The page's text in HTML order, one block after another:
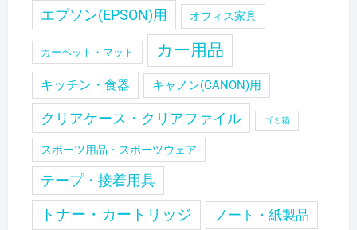
エプソン(EPSON)用 オフィス家具
カーペット・マット カー用品
キッチン・食器 キャノン(CANON)用
クリアケース・クリアファイル ゴミ箱
スポーツ用品・スポーツウェア
テープ・接着用具
トナー・カートリッジ ノート・紙製品